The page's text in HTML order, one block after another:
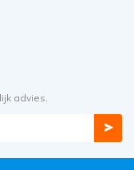
advies.